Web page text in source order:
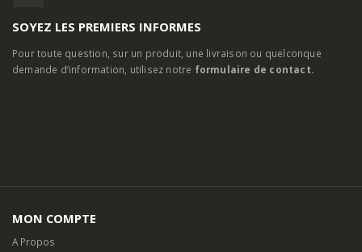
SOYEZ LES PREMIERS INFORMES
Pour toute question, sur un produit, une livraison ou quelconque
demande d’information, utilisez notre formulaire de contact.
MON COMPTE
A Propos